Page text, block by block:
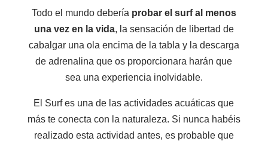
Todo el mundo debería probar el surf al menos
una vez en la vida, la sensación de libertad de
cabalgar una ola encima de la tabla y la descarga
de adrenalina que os proporcionara harán que
sea una experiencia inolvidable.
El Surf es una de las actividades acuáticas que
más te conecta con la naturaleza. Si nunca habéis
realizado esta actividad antes, es probable que